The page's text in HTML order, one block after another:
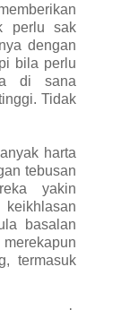
perlu sak
dengan
bila perlu
di sana
Tidak
harta
tebusan
yakin
basalan
termasuk